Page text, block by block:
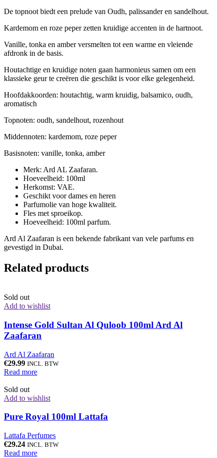
De topnoot biedt een prelude van Oudh, palissander en sandelhout.
Kardemom en roze peper zetten kruidige accenten in de hartnoot.
Vanille, tonka en amber versmelten tot een warme en vleiende
afdronk in de basis.
Houtachtige en kruidige noten gaan harmonieus samen om een ​​
klassieke geur te creëren die geschikt is voor elke gelegenheid.
Hoofdakkoorden: houtachtig, warm kruidig, balsamico, oudh,
aromatisch
Topnoten: oudh, sandelhout, rozenhout
Middennoten: kardemom, roze peper
Basisnoten: vanille, tonka, amber
Merk: Ard AL Zaafaran.
Hoeveelheid: 100ml
Herkomst: VAE.
Geschikt voor dames en heren
Parfumolie van hoge kwaliteit.
Fles met sproeikop.
Hoeveelheid: 100ml parfum.
Ard Al Zaafaran is een bekende fabrikant van vele parfums en
gevestigd in Dubai.
Related products
Sold out
Add to wishlist
Intense Gold Sultan Al Quloob 100ml Ard Al
Zaafaran
Ard Al Zaafaran
€29.99 INCL. BTW
Read more
Sold out
Add to wishlist
Pure Royal 100ml Lattafa
Lattafa Perfumes
€29.24 INCL. BTW
Read more